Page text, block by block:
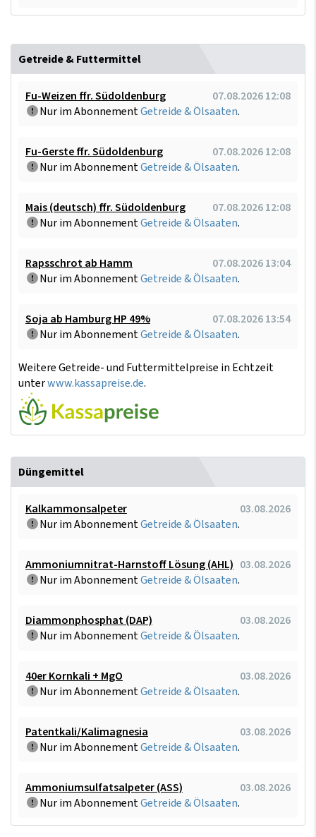
Getreide & Futtermittel
Fu-Weizen ffr. Südoldenburg
07.08.2026 12:08
Nur im AbonnementGetreide & Ölsaaten.
Fu-Gerste ffr. Südoldenburg
07.08.2026 12:08
Nur im AbonnementGetreide & Ölsaaten.
Mais (deutsch) ffr. Südoldenburg
07.08.2026 12:08
Nur im AbonnementGetreide & Ölsaaten.
Rapsschrot ab Hamm
07.08.2026 13:04
Nur im AbonnementGetreide & Ölsaaten.
Soja ab Hamburg HP 49%
07.08.2026 13:54
Nur im AbonnementGetreide & Ölsaaten.
Weitere Getreide- und Futtermittelpreise in Echtzeit
unterwww.kassapreise.de.
Düngemittel
Kalkammonsalpeter
03.08.2026
Nur im AbonnementGetreide & Ölsaaten.
Ammoniumnitrat-Harnstoff Lösung (AHL) 03.08.2026
Nur im AbonnementGetreide & Ölsaaten.
Diammonphosphat (DAP)
03.08.2026
Nur im AbonnementGetreide & Ölsaaten.
40er Kornkali + MgO
03.08.2026
Nur im AbonnementGetreide & Ölsaaten.
Patentkali/Kalimagnesia
03.08.2026
Nur im AbonnementGetreide & Ölsaaten.
Ammoniumsulfatsalpeter (ASS)
03.08.2026
Nur im AbonnementGetreide & Ölsaaten.